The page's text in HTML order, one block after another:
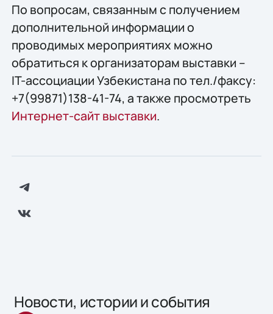
По вопросам, связанным с получением
дополнительной информации о
проводимых мероприятиях можно
обратиться к организаторам выставки –
IT-ассоциации Узбекистана по тел./факсу:
+7(99871)138-41-74, а также просмотреть
Интернет-сайт выставки.
Новости, истории и события